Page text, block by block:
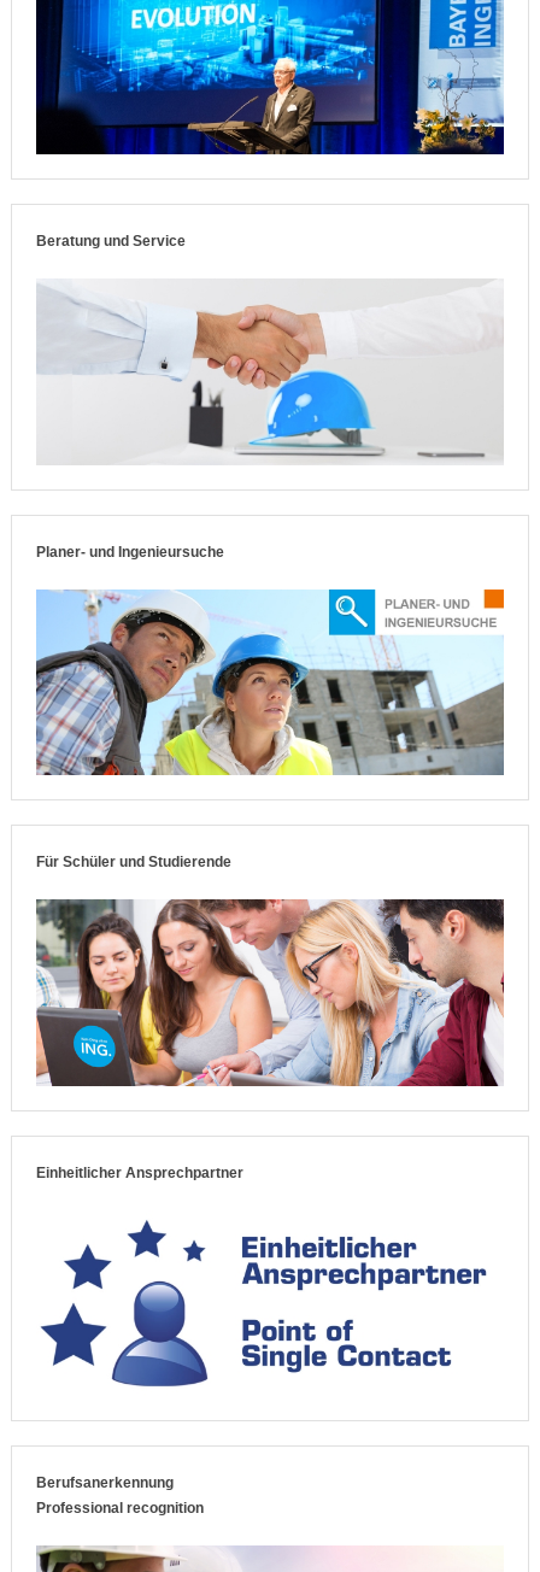
Beratung und Service
Planer- und Ingenieursuche
Für Schüler und Studierende
Einheitlicher Ansprechpartner
Berufsanerkennung
Professional recognition